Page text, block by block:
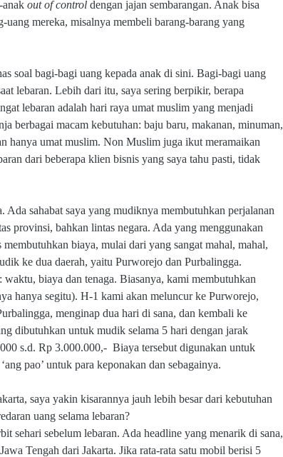
out of control dengan jajan sembarangan. Anak bisa
uang mereka, misalnya membeli barang-barang yang
soal bagi-bagi uang kepada anak di sini. Bagi-bagi uang
lebaran. Lebih dari itu, saya sering berpikir, berapa
lebaran adalah hari raya umat muslim yang menjadi
berbagai macam kebutuhan: baju baru, makanan, minuman,
hanya umat muslim. Non Muslim juga ikut meramaikan
dari beberapa klien bisnis yang saya tahu pasti, tidak
sahabat saya yang mudiknya membutuhkan perjalanan
provinsi, bahkan lintas negara. Ada yang menggunakan
biaya, mulai dari yang sangat mahal, mahal,
ke dua daerah, yaitu Purworejo dan Purbalingga.
biaya dan tenaga. Biasanya, kami membutuhkan
hanya segitu). H-1 kami akan meluncur ke Purworejo,
menginap dua hari di sana, dan kembali ke
dibutuhkan untuk mudik selama 5 hari dengan jarak
s.d. Rp 3.000.000,- Biaya tersebut digunakan untuk
pao’ untuk para keponakan dan sebagainya.
saya yakin kisarannya jauh lebih besar dari kebutuhan
uang selama lebaran?
sehari sebelum lebaran. Ada headline yang menarik di sana,
Tengah dari Jakarta. Jika rata-rata satu mobil berisi 5